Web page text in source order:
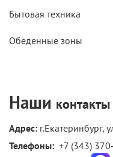
Бытовая техника
Обеденные зоны
Наши контакты
Адрес: г.Екатеринбург,
Телефоны: +7 (343)